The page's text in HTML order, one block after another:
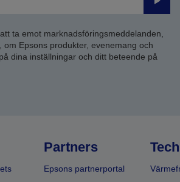
ta emot marknadsföringsmeddelanden,
Epsons produkter, evenemang och
dina inställningar och ditt beteende på
Partners
Epsons partnerportal